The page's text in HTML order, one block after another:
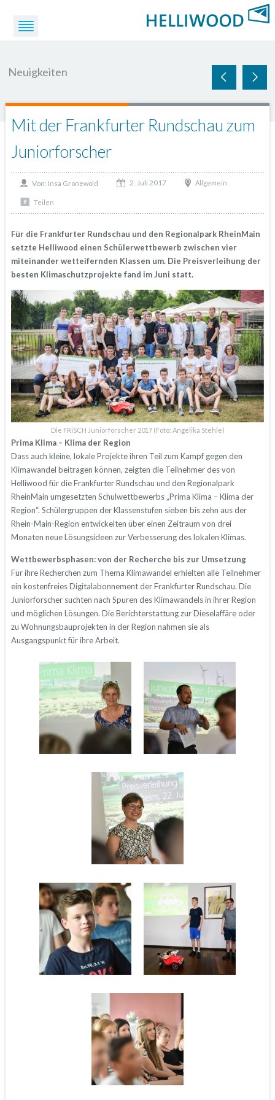
Neuigkeiten
Mit der Frankfurter Rundschau zum
Juniorforscher
Von: Insa Gronewold 2. Juli 2017 Allgemein
Teilen
Für die Frankfurter Rundschau und den Regionalpark RheinMain
setzte Helliwood einen Schülerwettbewerb zwischen vier
miteinander wetteifernden Klassen um. Die Preisverleihung der
besten Klimaschutzprojekte fand im Juni statt.
Die FRiSCH Juniorforscher 2017 (Foto: Angelika Stehle)
Prima Klima – Klima der Region
Dass auch kleine, lokale Projekte ihren Teil zum Kampf gegen den
Klimawandel beitragen können, zeigten die Teilnehmer des von
Helliwood für die Frankfurter Rundschau und den Regionalpark
RheinMain umgesetzten Schulwettbewerbs „Prima Klima – Klima der
Region“. Schülergruppen der Klassenstufen sieben bis zehn aus der
Rhein-Main-Region entwickelten über einen Zeitraum von drei
Monaten neue Lösungsideen zur Verbesserung des lokalen Klimas.
Wettbewerbsphasen: von der Recherche bis zur Umsetzung
Für ihre Recherchen zum Thema Klimawandel erhielten alle Teilnehmer
ein kostenfreies Digitalabonnement der Frankfurter Rundschau. Die
Juniorforscher suchten nach Spuren des Klimawandels in ihrer Region
und möglichen Lösungen. Die Berichterstattung zur Dieselaffäre oder
zu Wohnungsbauprojekten in der Region nahmen sie als
Ausgangspunkt für ihre Arbeit.